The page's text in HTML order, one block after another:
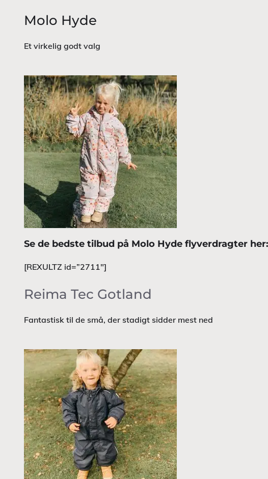
Molo Hyde
Et virkelig godt valg
Se de bedste tilbud på Molo Hyde flyverdragter her:
[REXULTZ id=”2711″]
Reima Tec Gotland
Fantastisk til de små, der stadigt sidder mest ned